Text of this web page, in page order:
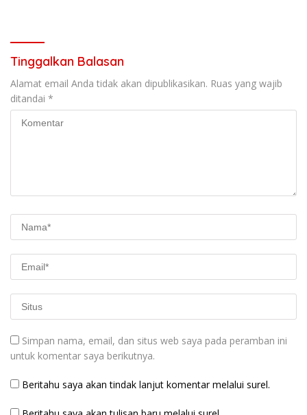
Tinggalkan Balasan
Alamat email Anda tidak akan dipublikasikan. Ruas yang wajib
ditandai *
Simpan nama, email, dan situs web saya pada peramban ini
untuk komentar saya berikutnya.
Beritahu saya akan tindak lanjut komentar melalui surel.